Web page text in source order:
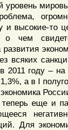
уровень
и высокие-то
о чем
развития
всяких
2011 году –
а в I
теперь еще и
Для